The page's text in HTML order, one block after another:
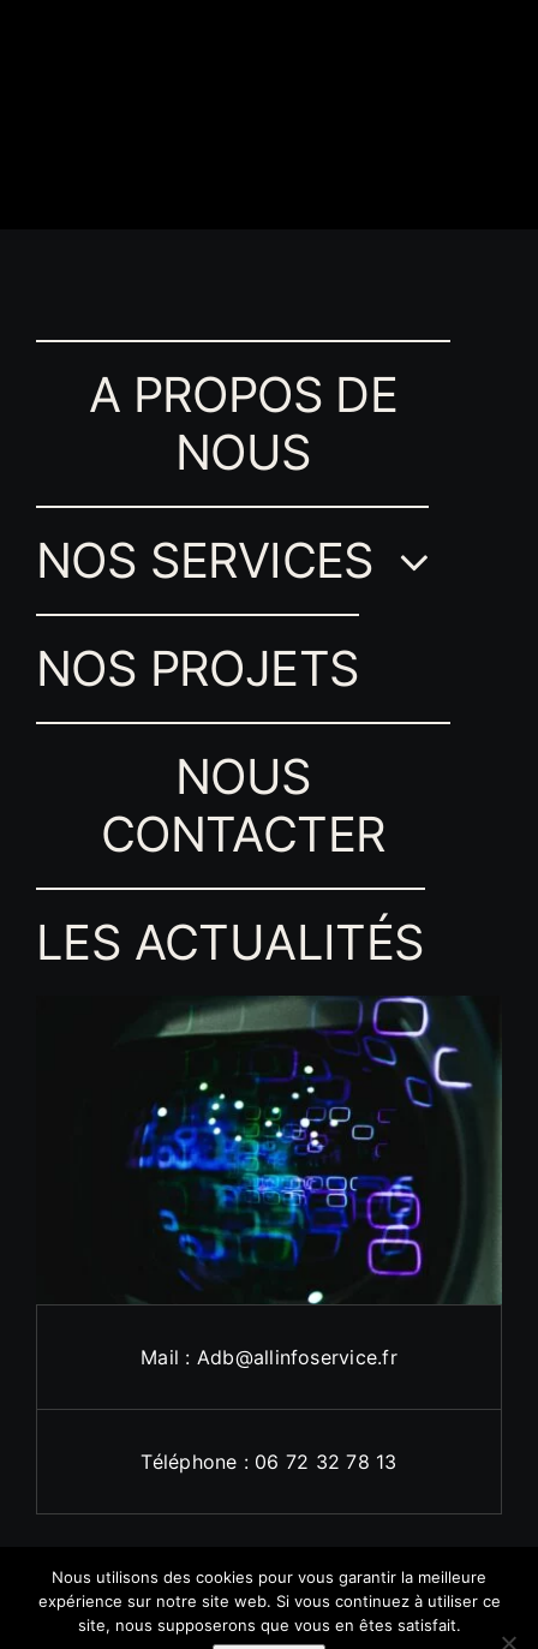
A PROPOS DE
NOUS
NOS SERVICES
NOS PROJETS
NOUS
CONTACTER
LES ACTUALITÉS
Mail : Adb@allinfoservice.fr
Téléphone : 06 72 32 78 13
Nous utilisons des cookies pour vous garantir la meilleure
expérience sur notre site web. Si vous continuez à utiliser ce
site, nous supposerons que vous en êtes satisfait.